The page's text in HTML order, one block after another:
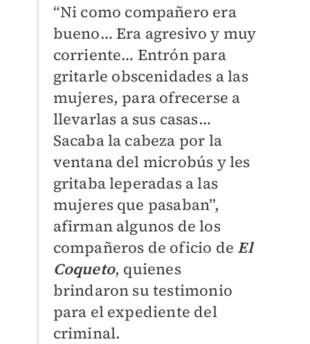
“Ni como compañero era
bueno… Era agresivo y muy
corriente… Entrón para
gritarle obscenidades a las
mujeres, para ofrecerse a
llevarlas a sus casas…
Sacaba la cabeza por la
ventana del microbús y les
gritaba leperadas a las
mujeres que pasaban”,
afirman algunos de los
compañeros de oficio de El
Coqueto, quienes
brindaron su testimonio
para el expediente del
criminal.